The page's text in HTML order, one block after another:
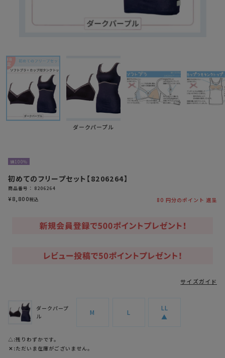
ダークパープル
綿100％
初めてのフリープセット【8206264】
商品番号 8206264
¥8,800税込 80 円分のポイント 進呈
サイズガイド
ダークパープ
ル
M L
LL
▲
△ 残りわずかです。
✕ ただいま在庫がございません。